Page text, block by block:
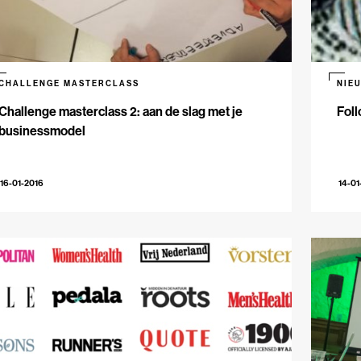
masterclass 2: aan de slag met je
MASTERCLASS
16-01-2016 14-